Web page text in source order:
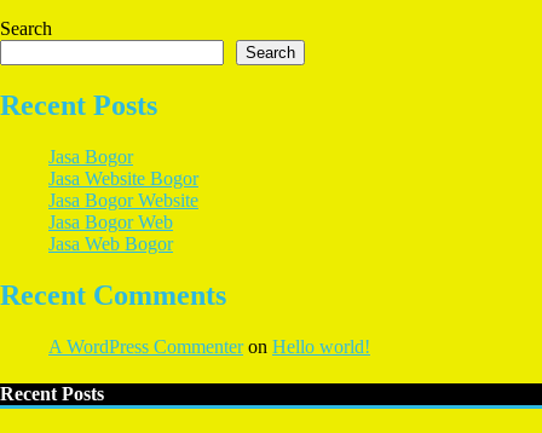
Search
Search
Recent Posts
Jasa Bogor
Jasa Website Bogor
Jasa Bogor Website
Jasa Bogor Web
Jasa Web Bogor
Recent Comments
A WordPress Commenteron Hello world!
Recent Posts